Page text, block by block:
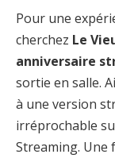
Pour une
cherchez Le
anniversaire
sortie en salle.
à une version
irréprochable
Streaming.